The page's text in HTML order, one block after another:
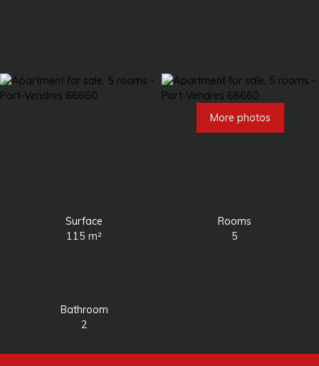
More photos
Surface
115m²
Rooms
5
Bathroom
2